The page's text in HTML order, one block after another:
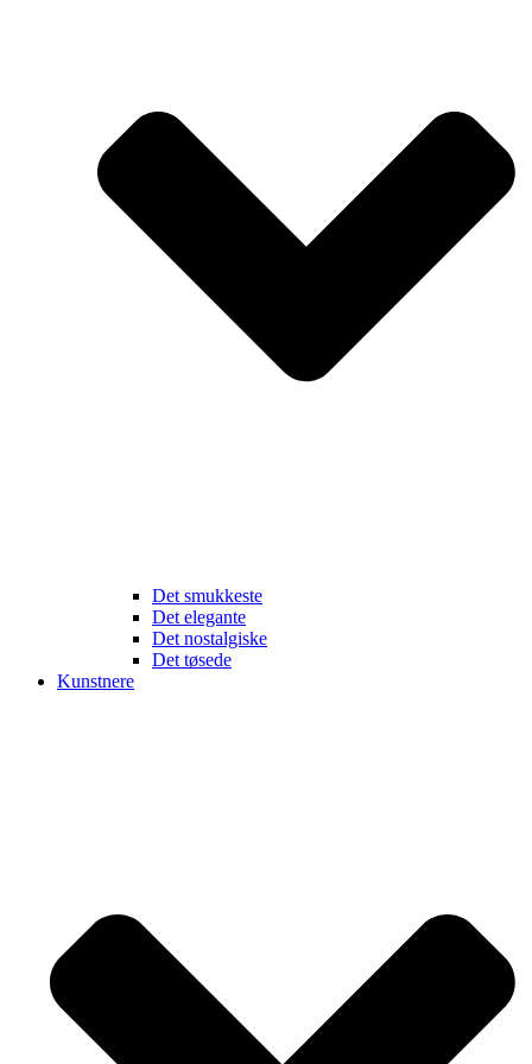
Det smukkeste
Det elegante
Det nostalgiske
Det tøsede
Kunstnere